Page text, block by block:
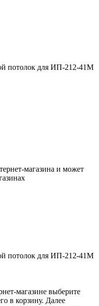
потолок для ИП-212-41М
магазина и может
потолок для ИП-212-41М
магазине выберите
в корзину. Далее